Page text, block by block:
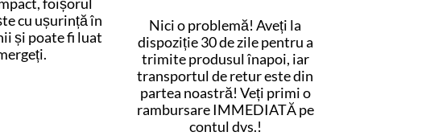
cu ușurință în
și poate fi luat
Nici o problemă! Aveți la
dispoziție 30 de zile pentru a
trimite produsul înapoi, iar
transportul de retur este din
partea noastră! Veți primi o
rambursare IMMEDIATĂ pe
contul dvs.!